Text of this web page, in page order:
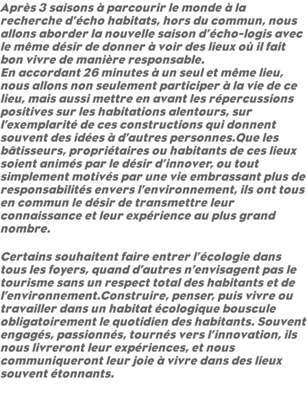
Après 3 saisons à parcourir le monde à la
recherche d’écho habitats, hors du commun, nous
allons aborder la nouvelle saison d’écho-logis avec
le même désir de donner à voir des lieux où il fait
bon vivre de manière responsable.
En accordant 26 minutes à un seul et même lieu,
nous allons non seulement participer à la vie de ce
lieu, mais aussi mettre en avant les répercussions
positives sur les habitations alentours, sur
l’exemplarité de ces constructions qui donnent
souvent des idées à d’autres personnes.Que les
bâtisseurs, propriétaires ou habitants de ces lieux
soient animés par le désir d’innover, ou tout
simplement motivés par une vie embrassant plus de
responsabilités envers l’environnement, ils ont tous
en commun le désir de transmettre leur
connaissance et leur expérience au plus grand
nombre.
Certains souhaitent faire entrer l’écologie dans
tous les foyers, quand d’autres n’envisagent pas le
tourisme sans un respect total des habitants et de
l’environnement.Construire, penser, puis vivre ou
travailler dans un habitat écologique bouscule
obligatoirement le quotidien des habitants. Souvent
engagés, passionnés, tournés vers l’innovation, ils
nous livreront leur expériences, et nous
communiqueront leur joie à vivre dans des lieux
souvent étonnants.